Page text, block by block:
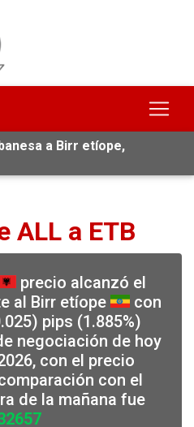
a Birr etíope,
ALL a ETB
precio alcanzó el
al Birr etíope
con
pips (1.885%)
negociación de hoy
con el precio
con el
de la mañana fue